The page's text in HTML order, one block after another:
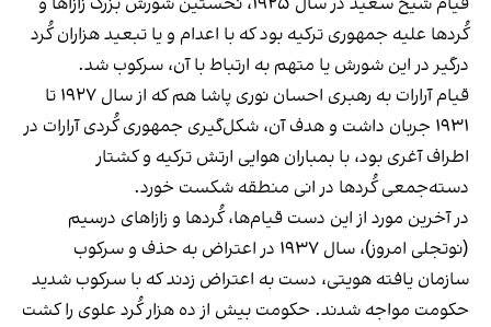
کُردها علیه جمهوری ترکیه بود که با اعدام و یا تبعید هزاران کُرد
درگیر در این شورش یا متهم به ارتباط با آن، سرکوب شد.
قیام آرارات به رهبری احسان نوری پاشا هم که از سال ۱۹۲۷ تا
۱۹۳۱ جربان داشت و هدف آن، شکل‌گیری جمهوری کُردی آرارات در
اطراف آغری بود، با بمباران هوایی ارتش ترکیه و کشتار
دسته‌جمعی کُردها در انی منطقه شکست خورد.
در آخرین مورد از این دست قیام‌ها، کُردها و زازاهای درسیم
(نوتجلی امروز)، سال ۱۹۳۷ در اعتراض به حذف و سرکوب
سازمان یافته هویتی، دست به اعتراض زدند که با سرکوب شدید
حکومت مواجه شدند. حکومت بیش از ده هزار کُرد علوی را کشت